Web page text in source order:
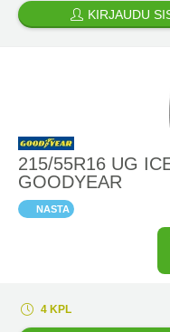
KIRJAUDU
215/55R16 UG
GOODYEAR
NASTA
4 KPL